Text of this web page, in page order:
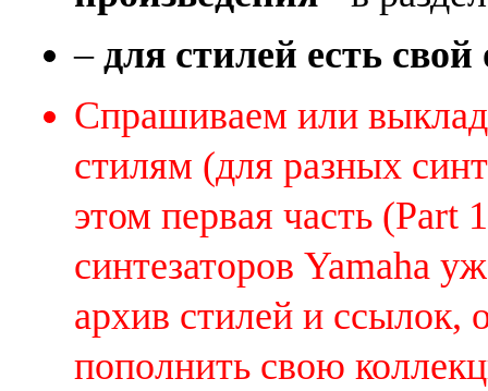
–для стилей есть
Спрашиваем или
стилям (для разных
этом первая часть
синтезаторов Yamaha
архив стилей и ссылок,
пополнить свою